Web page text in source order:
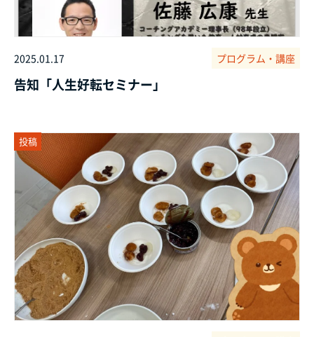
2025.01.17 プログラム・講座
告知「人生好転セミナー」
投稿